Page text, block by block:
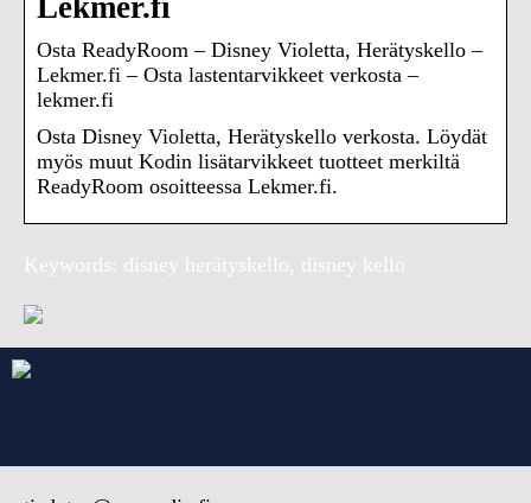
Osta ReadyRoom – Disney Violetta, Herätyskello –
Lekmer.fi – Osta lastentarvikkeet verkosta –
lekmer.fi
Osta Disney Violetta, Herätyskello verkosta. Löydät
myös muut Kodin lisätarvikkeet tuotteet merkiltä
ReadyRoom osoitteessa Lekmer.fi.
Keywords: disney herätyskello, disney kello